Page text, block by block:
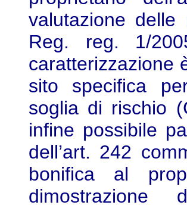
valutazione
Reg. reg. 1/
caratterizzazione
sito specifica
soglia di rischio
infine possibile
dell’art. 242
bonifica al